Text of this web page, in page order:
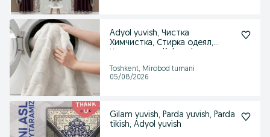
Adyol yuvish, Чистка
Химчистка, Стирка одеял,
Toshkent, Mirobod tumani
05/08/2026
Gilam yuvish, Parda yuvish, Parda
tikish, Adyol yuvish